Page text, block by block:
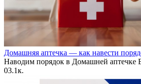
Домашняя аптечка — как навести
Наводим порядок в Домашней аптечке
03.1к.